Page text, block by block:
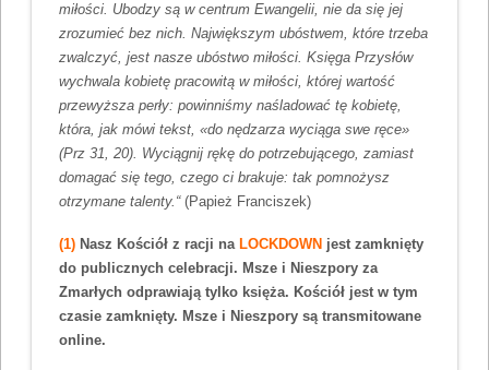
miłości. Ubodzy są w centrum Ewangelii, nie da się jej
zrozumieć bez nich. Największym ubóstwem, które trzeba
zwalczyć, jest nasze ubóstwo miłości. Księga Przysłów
wychwala kobietę pracowitą w miłości, której wartość
przewyższa perły: powinniśmy naśladować tę kobietę,
która, jak mówi tekst, «do nędzarza wyciąga swe ręce»
(Prz 31, 20). Wyciągnij rękę do potrzebującego, zamiast
domagać się tego, czego ci brakuje: tak pomnożysz
otrzymane talenty.“(Papież Franciszek)
(1)Nasz Kościół z racji na LOCKDOWN jest zamknięty
do publicznych celebracji. Msze i Nieszpory za
Zmarłych odprawiają tylko księża. Kościół jest w tym
czasie zamknięty. Msze i Nieszpory są transmitowane
online.